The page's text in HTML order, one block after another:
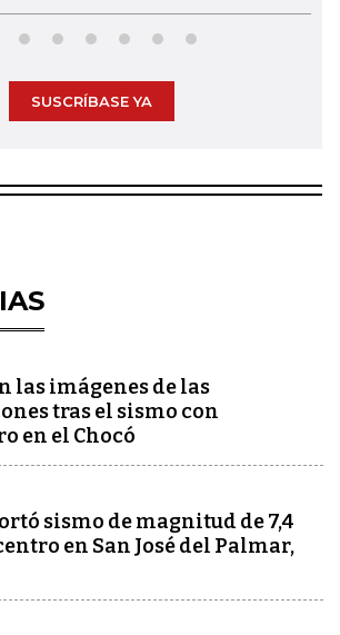
SUSCRÍBASE YA
las imágenes de las
tras el sismo con
en el Chocó
sismo de magnitud de 7,4
en San José del Palmar,